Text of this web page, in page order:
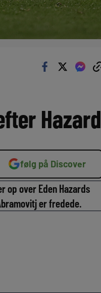
Hazard
følg på Discover
over Eden Hazards
er fredede.